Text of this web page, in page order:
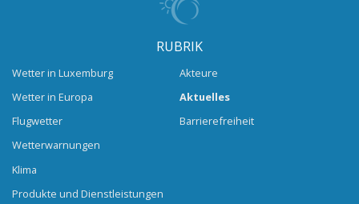
RUBRIK
Wetter in Luxemburg
Wetter in Europa
Flugwetter
Wetterwarnungen
Klima
Produkte und Dienstleistungen
Akteure
Aktuelles
Barrierefreiheit